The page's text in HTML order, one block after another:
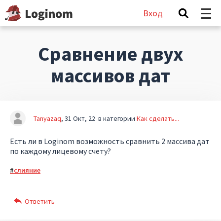
Вход
Сравнение двух
массивов дат
Tanyazaq 31 Окт, 22 в категории Как сделать...
Есть ли в Loginom возможность сравнить 2 массива дат
по каждому лицевому счету?
слияние